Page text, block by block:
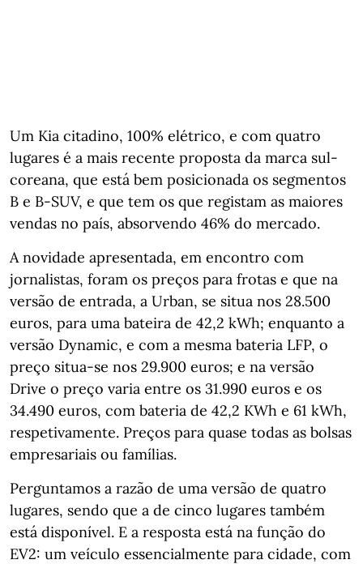
Um Kia citadino, 100% elétrico, e com quatro
lugares é a mais recente proposta da marca sul-
coreana, que está bem posicionada os segmentos
B e B-SUV, e que tem os que registam as maiores
vendas no país, absorvendo 46% do mercado.
A novidade apresentada, em encontro com
jornalistas, foram os preços para frotas e que na
versão de entrada, a Urban, se situa nos 28.500
euros, para uma bateira de 42,2 kWh; enquanto a
versão Dynamic, e com a mesma bateria LFP, o
preço situa-se nos 29.900 euros; e na versão
Drive o preço varia entre os 31.990 euros e os
34.490 euros, com bateria de 42,2 KWh e 61 kWh,
respetivamente. Preços para quase todas as bolsas
empresariais ou famílias.
Perguntamos a razão de uma versão de quatro
lugares, sendo que a de cinco lugares também
está disponível. E a resposta está na função do
EV2: um veículo essencialmente para cidade, com